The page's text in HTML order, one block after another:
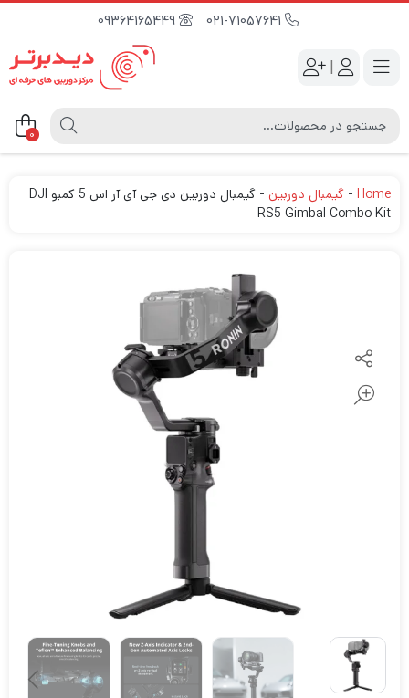
09364165449
|
0
Home
- گیمبال دوربین -
گیمبال دوربین دی جی آی آر اس 5 کمبو DJI
RS5 Gimbal Combo Kit